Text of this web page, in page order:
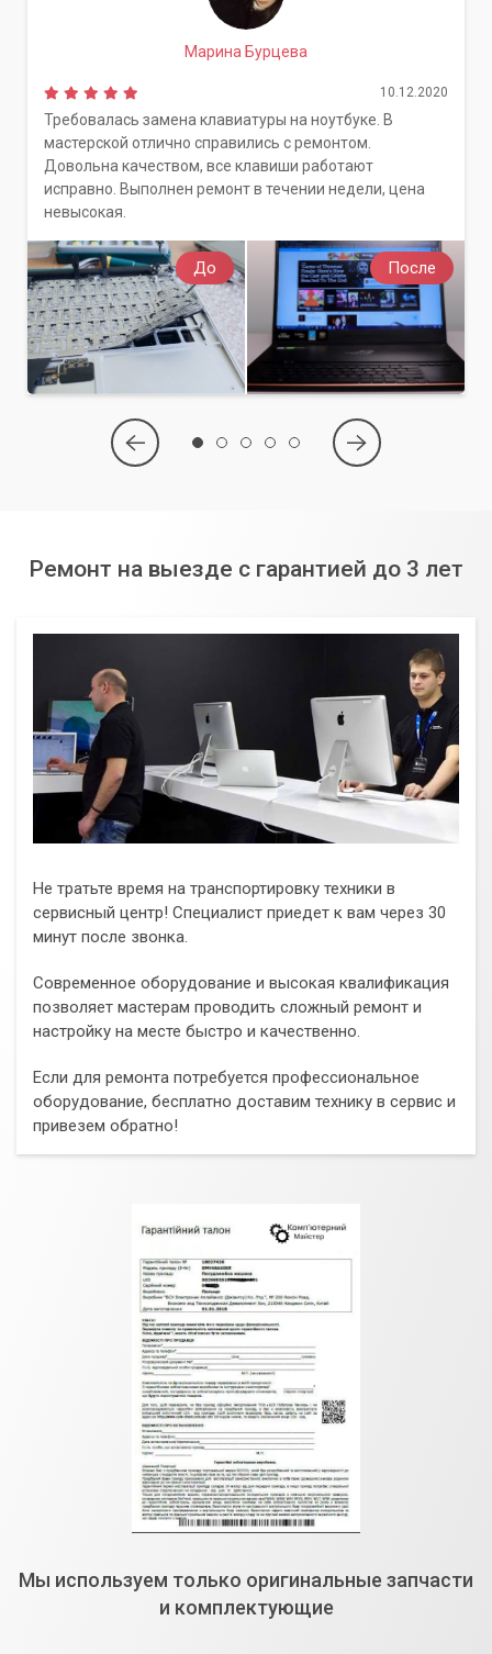
без лишних хлопот с вашей стороны. Выбирайте комфорт и
До После
Марина Бурцева
10.12.2020
Требовалась замена клавиатуры на ноутбуке. В
мастерской отлично справились с ремонтом.
Довольна качеством, все клавиши работают
исправно. Выполнен ремонт в течении недели, цена
невысокая.
Ремонт на выезде с гарантией до 3 лет
Не тратьте время на транспортировку техники в
сервисный центр! Специалист приедет к вам через 30
минут после звонка.
Современное оборудование и высокая квалификация
позволяет мастерам проводить сложный ремонт и
настройку на месте быстро и качественно.
Если для ремонта потребуется профессиональное
оборудование, бесплатно доставим технику в сервис и
привезем обратно!
Мы используем только оригинальные запчасти
и комплектующие